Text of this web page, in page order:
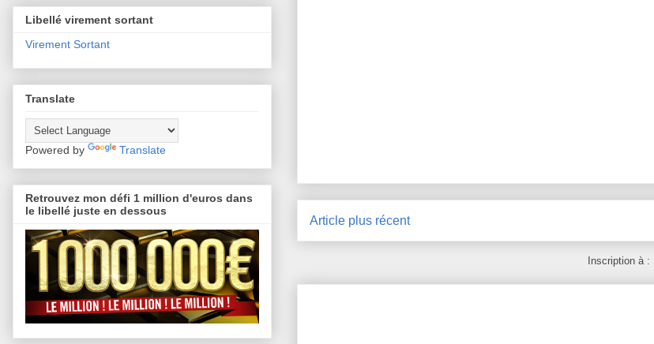
Article plus récent
Inscription à :
Libellé virement sortant
Virement Sortant
Translate
Powered by Translate
Retrouvez mon défi 1 million d'euros dans
le libellé juste en dessous